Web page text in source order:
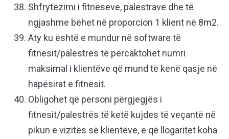
Shfrytëzimi i fitneseve, palestrave dhe të
ngjashme bëhet në proporcion 1 klient në 8m2.
Aty ku është e mundur në software të
fitnesit/palestrës të përcaktohet numri
maksimal i klientëve që mund të kenë qasje në
hapësirat e fitnesit.
Obligohet që personi përgjegjës i
fitnesit/palestrës të ketë kujdes të veçantë në
pikun e vizitës së klientëve, e që llogaritet koha